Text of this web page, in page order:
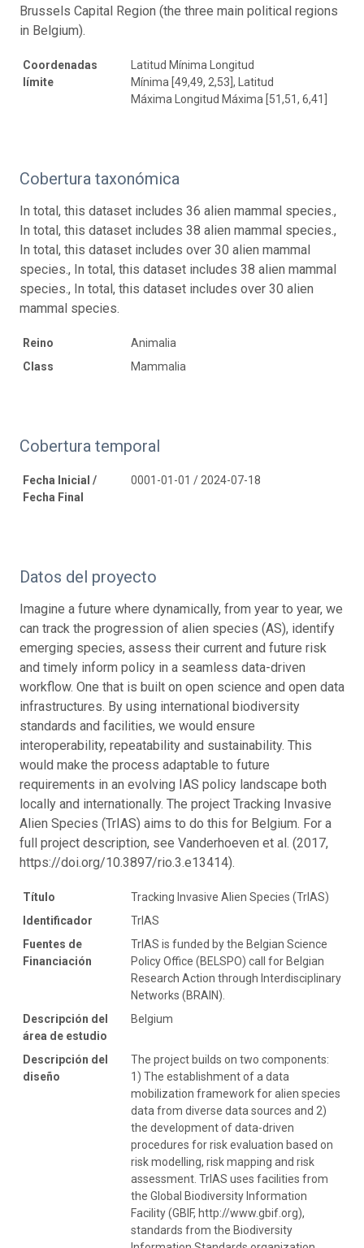
Brussels Capital Region (the three main political regions
in Belgium).
Coordenadas
límite
Latitud Mínima Longitud
Mínima [49,49, 2,53], Latitud
Máxima Longitud Máxima [51,51, 6,41]
Cobertura taxonómica
In total, this dataset includes 36 alien mammal species.,
In total, this dataset includes 38 alien mammal species.,
In total, this dataset includes over 30 alien mammal
species., In total, this dataset includes 38 alien mammal
species., In total, this dataset includes over 30 alien
mammal species.
Reino
Animalia
Class
Mammalia
Cobertura temporal
Fecha Inicial /
Fecha Final
0001-01-01 / 2024-07-18
Datos del proyecto
Imagine a future where dynamically, from year to year, we
can track the progression of alien species (AS), identify
emerging species, assess their current and future risk
and timely inform policy in a seamless data-driven
workflow. One that is built on open science and open data
infrastructures. By using international biodiversity
standards and facilities, we would ensure
interoperability, repeatability and sustainability. This
would make the process adaptable to future
requirements in an evolving IAS policy landscape both
locally and internationally. The project Tracking Invasive
Alien Species (TrIAS) aims to do this for Belgium. For a
full project description, see Vanderhoeven et al. (2017,
https://doi.org/10.3897/rio.3.e13414).
Título
Tracking Invasive Alien Species (TrIAS)
Identificador
TrIAS
Fuentes de
Financiación
TrIAS is funded by the Belgian Science
Policy Office (BELSPO) call for Belgian
Research Action through Interdisciplinary
Networks (BRAIN).
Descripción del
área de estudio
Belgium
Descripción del
diseño
The project builds on two components:
1) The establishment of a data
mobilization framework for alien species
data from diverse data sources and 2)
the development of data-driven
procedures for risk evaluation based on
risk modelling, risk mapping and risk
assessment. TrIAS uses facilities from
the Global Biodiversity Information
Facility (GBIF, http://www.gbif.org),
standards from the Biodiversity